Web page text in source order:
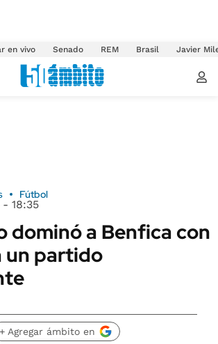
en vivo Senado REM Brasil Javier
Fútbol
18:35
dominó a Benfica con
un partido
+ Agregar ámbito en